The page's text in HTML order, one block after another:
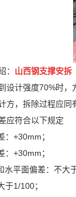
： 山西钢支撑安拆
设计强度70%时
方，拆除过程
差应符合以下规
差：+30mm；
差：+30mm；
水平面偏差：不
于1/100；